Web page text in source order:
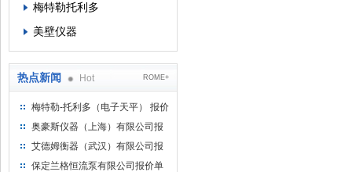
梅特勒托利多
美壁仪器
热点新闻 Hot ROME+
梅特勒-托利多（电子天平） 报价
单
奥豪斯仪器（上海）有限公司报
价单
艾德姆衡器（武汉）有限公司报
价单
保定兰格恒流泵有限公司报价单